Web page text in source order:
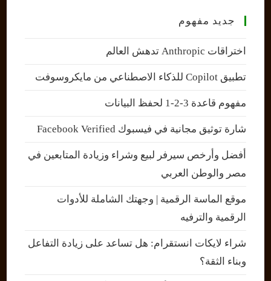
جديد مفهوم
اختراقات Anthropic تدهش العالم
تطبيق Copilot للذكاء الاصطناعي من مايكروسوفت
مفهوم قاعدة 3-2-1 لحفظ البيانات
شارة توثيق مجانية في فيسبوك Facebook Verified
أفضل وأرخص سيرفر لبيع وشراء وزيادة المتابعين في
مصر والوطن العربي
موقع الماسة الرقمية | وجهتك الشاملة للأدوات
الرقمية والترفيه
شراء لايكات انستقرام: هل تساعد على زيادة التفاعل
وبناء الثقة؟